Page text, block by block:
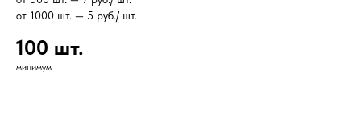
от 1000 шт. — 5 руб./ шт.
100 шт.
минимум